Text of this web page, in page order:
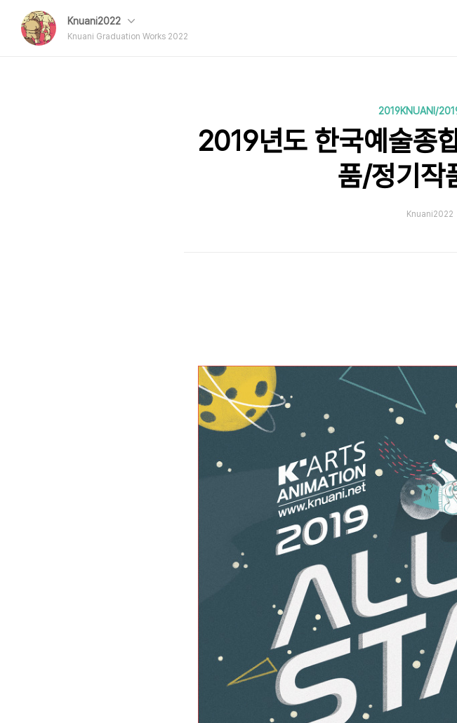
Knuani2022
Knuani Graduation Works 2022
2019KNUANI/
2019년도 한국예술종
품/정기작
Knuani2022